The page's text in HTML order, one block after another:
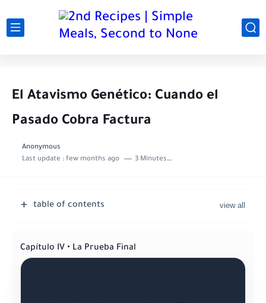
El Atavismo Genético: Cuando el
Pasado Cobra Factura
Anonymous
Last update : few months ago 3 Minutes to read
table of contents
Capítulo IV • La Prueba Final